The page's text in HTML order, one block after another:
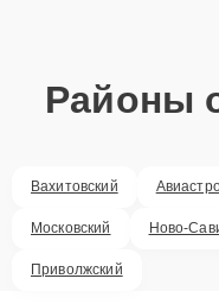
Районы
Вахитовский
Московский Ново-
Приволжский